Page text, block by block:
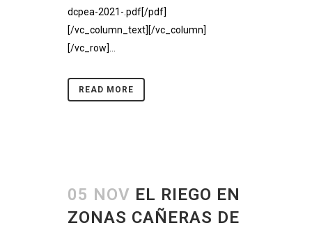
dcpea-2021-.pdf[/pdf]
[/vc_column_text][/vc_column]
[/vc_row]...
READ MORE
05 NOV EL RIEGO EN
ZONAS CAÑERAS DE